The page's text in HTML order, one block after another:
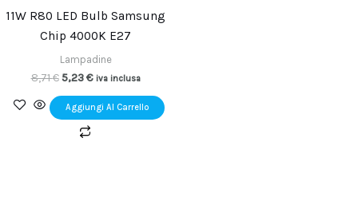
11W R80 LED Bulb Samsung
Chip 4000K E27
Lampadine
8,71€ 5,23€ iva inclusa
Aggiungi Al Carrello